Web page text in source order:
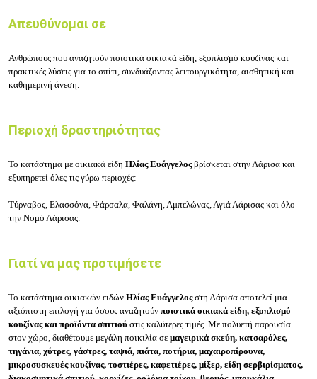
Απευθύνομαι σε
Ανθρώπους που αναζητούν ποιοτικά οικιακά είδη, εξοπλισμό κουζίνας και
πρακτικές λύσεις για το σπίτι, συνδυάζοντας λειτουργικότητα, αισθητική και
καθημερινή άνεση.
Περιοχή δραστηριότητας
Το κατάστημα με οικιακά είδη Ηλίας Ευάγγελοςβρίσκεται στην Λάρισα και
εξυπηρετεί όλες τις γύρω περιοχές:
Τύρναβος, Ελασσόνα, Φάρσαλα, Φαλάνη, Αμπελώνας, Αγιά Λάρισας και όλο
την Νομό Λάρισας.
Γιατί να μας προτιμήσετε
Το κατάστημα οικιακών ειδών Ηλίας Ευάγγελοςστη Λάρισα αποτελεί μια
αξιόπιστη επιλογή για όσους αναζητούν ποιοτικά οικιακά είδη, εξοπλισμό
κουζίνας και προϊόντα σπιτιού στις καλύτερες τιμές. Με πολυετή παρουσία
στον χώρο, διαθέτουμε μεγάλη ποικιλία σε μαγειρικά σκεύη, κατσαρόλες,
τηγάνια, χύτρες, γάστρες, ταψιά, πιάτα, ποτήρια, μαχαιροπίρουνα,
μικροσυσκευές κουζίνας, τοστιέρες, καφετιέρες, μίξερ, είδη σερβιρίσματος,